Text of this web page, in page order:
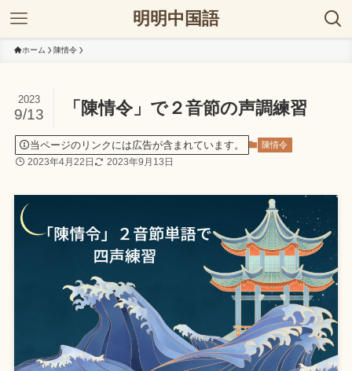
明明中国語
ホーム 陳情令
「陳情令」で２音節の声調練習
2023
9/13
当ページのリンクには広告が含まれています。 陳情令
2023年4月22日 2023年9月13日